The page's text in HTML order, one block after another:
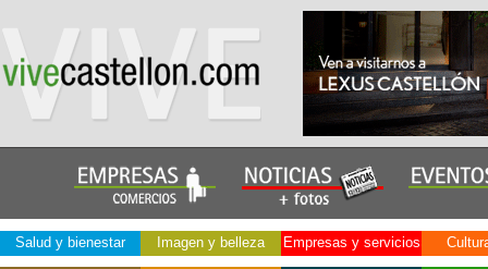
Salud y bienestar Imagen y belleza Empresas y servicios